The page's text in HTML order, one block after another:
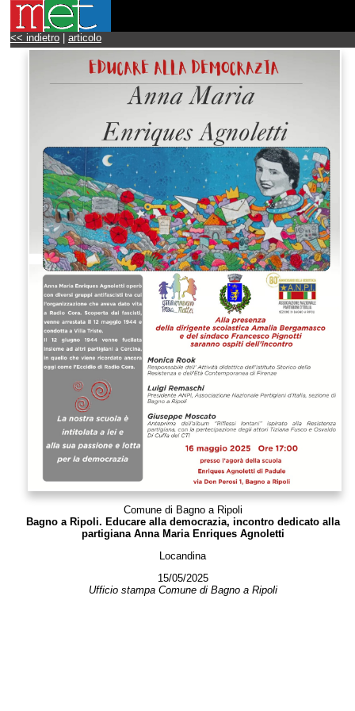
<< indietro articolo
Comune di Bagno a Ripoli
Bagno a Ripoli. Educare alla democrazia, incontro dedicato alla
partigiana Anna Maria Enriques Agnoletti
Locandina
15/05/2025
Ufficio stampa Comune di Bagno a Ripoli